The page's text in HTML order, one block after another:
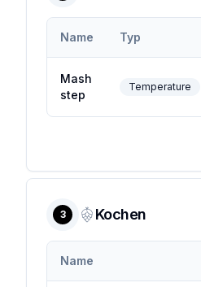
Name Typ
Mash
step
Temperature
3 Kochen
Name